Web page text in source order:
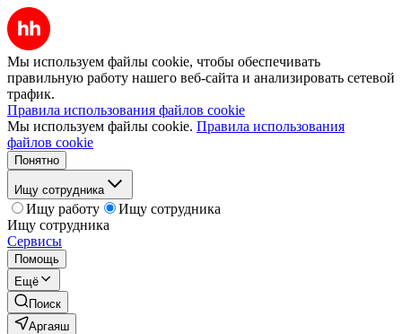
Мы используем файлы cookie, чтобы обеспечивать
правильную работу нашего веб-сайта и анализировать сетевой
трафик.
Правила использования файлов cookie
Мы используем файлы cookie. Правила использования
файлов cookie
Понятно
Ищу сотрудника
Ищу работу
Ищу сотрудника
Ищу сотрудника
Сервисы
Помощь
Ещё
Поиск
Аргаяш